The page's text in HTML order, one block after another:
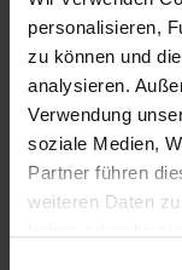
personalisieren,
zu können und
analysieren.
Verwendung
soziale Medien,
Partner führen
weiteren Daten